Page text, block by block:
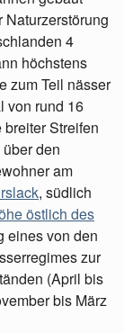
Naturzerstörung
4
höchstens
zum Teil nässer
von rund 16
Streifen
den
am
, südlich
östlich des
eines von den
zur
(April bis
bis März